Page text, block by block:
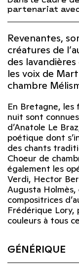
partenariat
Revenantes,
créatures de
des
les voix de
chambre
En Bretagne, les
nuit sont
d’Anatole Le
poétique dont
des chants
Choeur de
également les
Verdi, Hector
Augusta Holmès,
compositrices
Frédérique Lory,
couleurs à tous
GÉNÉRIQUE